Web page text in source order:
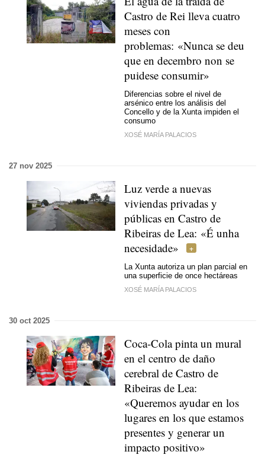
Castro de Rei lleva cuatro
meses con
problemas: «Nunca se deu
que en decembro non se
puidese consumir»
Diferencias sobre el nivel de
arsénico entre los análisis del
Concello y de la Xunta impiden el
consumo
XOSÉ MARÍA PALACIOS
27 nov 2025
Luz verde a nuevas
viviendas privadas y
públicas en Castro de
Ribeiras de Lea: «É unha
necesidade»
La Xunta autoriza un plan parcial en
una superficie de once hectáreas
XOSÉ MARÍA PALACIOS
30 oct 2025
Coca-Cola pinta un mural
en el centro de daño
cerebral de Castro de
Ribeiras de Lea:
«Queremos ayudar en los
lugares en los que estamos
presentes y generar un
impacto positivo»